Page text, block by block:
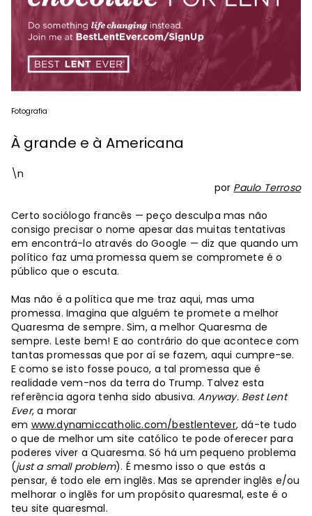
Fotografia
À grande e à Americana
\n
por Paulo Terroso
Certo sociólogo francês — peço desculpa mas não
consigo precisar o nome apesar das muitas tentativas
em encontrá-lo através do Google — diz que quando um
político faz uma promessa quem se compromete é o
público que o escuta.
Mas não é a política que me traz aqui, mas uma
promessa. Imagina que alguém te promete a melhor
Quaresma de sempre. Sim, a melhor Quaresma de
sempre. Leste bem! E ao contrário do que acontece com
tantas promessas que por aí se fazem, aqui cumpre-se.
E como se isto fosse pouco, a tal promessa que é
realidade vem-nos da terra do Trump. Talvez esta
referência agora tenha sido abusiva.Anyway. Best Lent
Ever, a morar
em www.dynamiccatholic.com/bestlentever, dá-te tudo
o que de melhor um site católico te pode oferecer para
poderes viver a Quaresma. Só há um pequeno problema
(just a small problem). É mesmo isso o que estás a
pensar, é todo ele em inglês. Mas se aprender inglês e/ou
melhorar o inglês for um propósito quaresmal, este é o
teu site quaresmal.